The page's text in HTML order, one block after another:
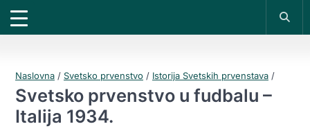
Naslovna / Svetsko prvenstvo / Istorija Svetskih prvenstava /
Svetsko prvenstvo u fudbalu –
Italija 1934.